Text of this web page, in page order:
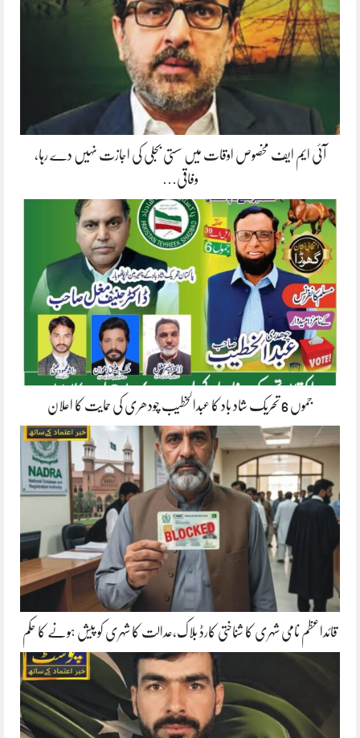
آئی ایم ایف مخصوص اوقات میں سستی بجلی کی اجازت نہیں دے رہا،
وفاقی…
جموں 6 تحریک شاد باد کا عبدالخطیب چودھری کی حمایت کا اعلان
قائداعظم نامی شہری کا شناختی کارڈ بلاک،عدالت کا شہری کو پیش ہونے کا حکم